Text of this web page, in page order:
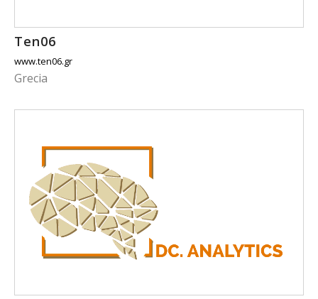
Ten06
www.ten06.gr
Grecia